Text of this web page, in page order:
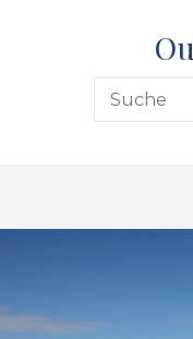
Search
for: